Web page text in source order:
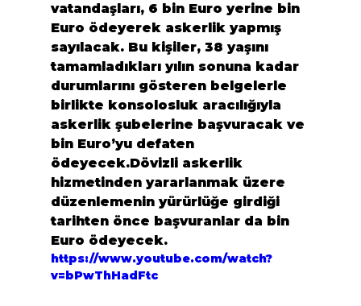
vatandaşları, 6 bin Euro yerine bin
Euro ödeyerek askerlik yapmış
sayılacak. Bu kişiler, 38 yaşını
tamamladıkları yılın sonuna kadar
durumlarını gösteren belgelerle
birlikte konsolosluk aracılığıyla
askerlik şubelerine başvuracak ve
bin Euro’yu defaten
ödeyecek.Dövizli askerlik
hizmetinden yararlanmak üzere
düzenlemenin yürürlüğe girdiği
tarihten önce başvuranlar da bin
Euro ödeyecek.
https://www.youtube.com/watch?
v=bPwThHadFtc